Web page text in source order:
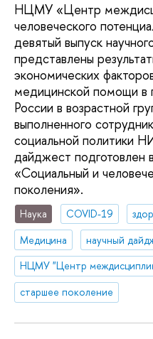
НЦМУ «Центр
человеческого
девятый выпуск
представлены
экономических
медицинской помощи в
России в возрастной
выполненного
социальной политики
дайджест подготовлен
«Социальный и
поколения».
Наука COVID-19
Медицина
научный
старшее поколение